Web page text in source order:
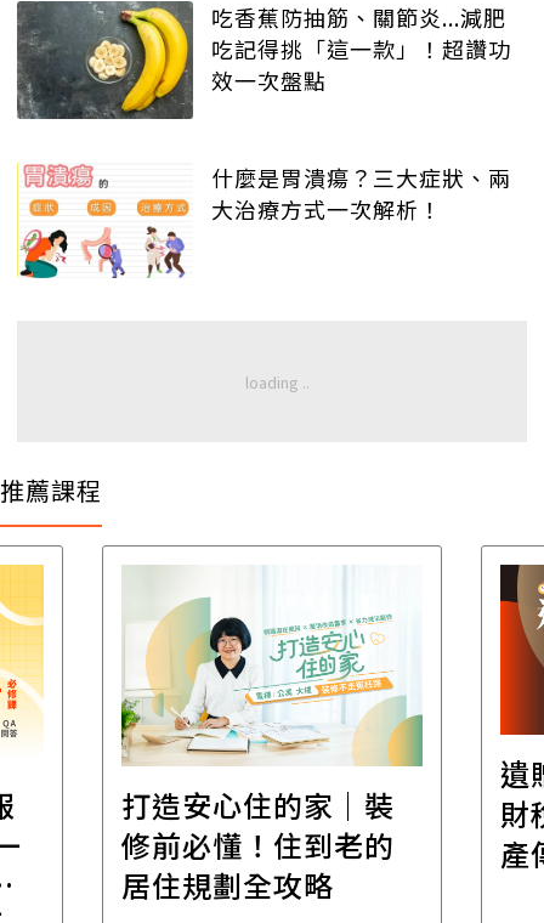
吃香蕉防抽筋、關節炎...減肥
吃記得挑「這一款」！超讚功
效一次盤點
什麼是胃潰瘍？三大症狀、兩
大治療方式一次解析！
推薦課程
打造安心住的家｜裝
修前必懂！住到老的
居住規劃全攻略
遺
財
產